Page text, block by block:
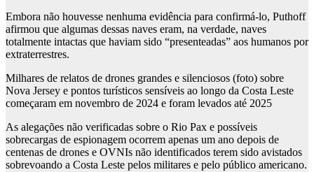
Embora não houvesse nenhuma evidência para confirmá-lo, Puthoff
afirmou que algumas dessas naves eram, na verdade, naves
totalmente intactas que haviam sido “presenteadas” aos humanos por
extraterrestres.
Milhares de relatos de drones grandes e silenciosos (foto) sobre
Nova Jersey e pontos turísticos sensíveis ao longo da Costa Leste
começaram em novembro de 2024 e foram levados até 2025
As alegações não verificadas sobre o Rio Pax e possíveis
sobrecargas de espionagem ocorrem apenas um ano depois de
centenas de drones e OVNIs não identificados terem sido avistados
sobrevoando a Costa Leste pelos militares e pelo público americano.